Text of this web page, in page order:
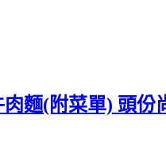
肉麵(附菜單) 頭